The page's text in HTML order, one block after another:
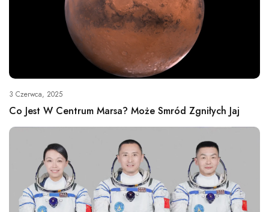
3 Czerwca, 2025
Co Jest W Centrum Marsa? Może Smród Zgniłych Jaj